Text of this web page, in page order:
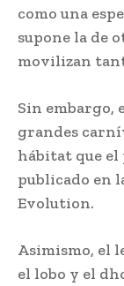
como una
supone la de
movilizan
Sin embargo,
grandes
hábitat que el
publicado en
Evolution.
Asimismo, el
el lobo y el